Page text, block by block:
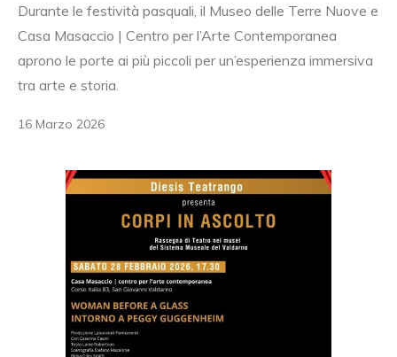
Durante le festività pasquali, il Museo delle Terre Nuove e
Casa Masaccio | Centro per l’Arte Contemporanea
aprono le porte ai più piccoli per un’esperienza immersiva
tra arte e storia.
16 Marzo 2026